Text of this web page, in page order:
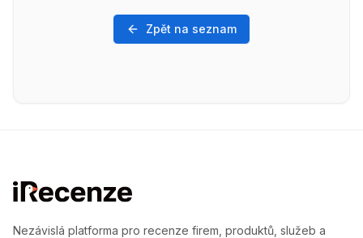
Zpět na seznam
Nezávislá platforma pro recenze firem, produktů, služeb a